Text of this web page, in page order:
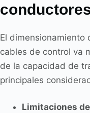
El dimensionamiento
cables de control va
de la capacidad de
principales
Limitaciones